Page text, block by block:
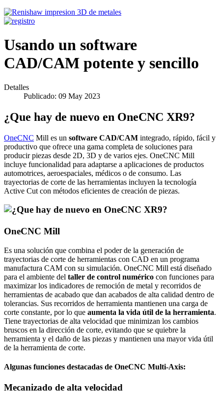
Usando un software
CAD/CAM potente y sencillo
Detalles
Publicado: 09 May 2023
¿Que hay de nuevo en OneCNC XR9?
OneCNC Mill es un software CAD/CAM integrado, rápido, fácil y
productivo que ofrece una gama completa de soluciones para
producir piezas desde 2D, 3D y de varios ejes. OneCNC Mill
incluye funcionalidad para adaptarse a aplicaciones de productos
automotrices, aeroespaciales, médicos o de consumo. Las
trayectorias de corte de las herramientas incluyen la tecnología
Active Cut con métodos eficientes de creación de piezas.
OneCNC Mill
Es una solución que combina el poder de la generación de
trayectorias de corte de herramientas con CAD en un programa
manufactura CAM con su simulación. OneCNC Mill está diseñado
para el ambiente del taller de control numérico con funciones para
maximizar los indicadores de remoción de metal y recorridos de
herramientas de acabado que dan acabados de alta calidad dentro de
tolerancias. Sus recorridos de herramienta mantienen una carga de
corte constante, por lo que aumenta la vida útil de la herramienta.
Tiene trayectorias de alta velocidad que minimizan los cambios
bruscos en la dirección de corte, evitando que se quiebre la
herramienta y el daño de las piezas y mantienen una mayor vida útil
de la herramienta de corte.
Algunas funciones destacadas de OneCNC Multi-Axis:
Mecanizado de alta velocidad